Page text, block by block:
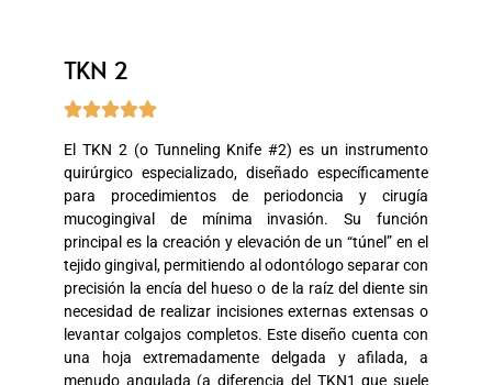
TKN 2

El TKN 2 (o Tunneling Knife #2) es un instrumento
quirúrgico especializado, diseñado específicamente
para procedimientos de periodoncia y cirugía
mucogingival de mínima invasión. Su función
principal es la creación y elevación de un “túnel” en el
tejido gingival, permitiendo al odontólogo separar con
precisión la encía del hueso o de la raíz del diente sin
necesidad de realizar incisiones externas extensas o
levantar colgajos completos. Este diseño cuenta con
una hoja extremadamente delgada y afilada, a
menudo angulada (a diferencia del TKN1 que suele